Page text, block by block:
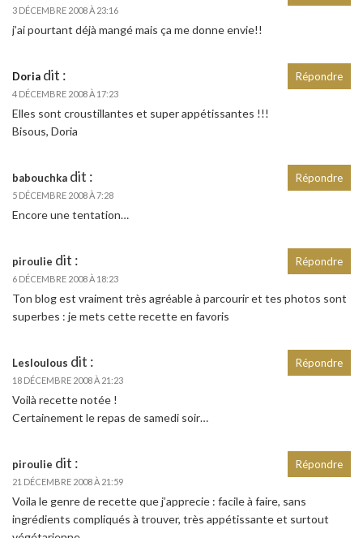
3 DÉCEMBRE 2008 À 23:16
j’ai pourtant déjà mangé mais ça me donne envie!!
Doria dit :
4 DÉCEMBRE 2008 À 17:23
Elles sont croustillantes et super appétissantes !!!
Bisous, Doria
Répondre
babouchka dit :
5 DÉCEMBRE 2008 À 7:28
Encore une tentation…
Répondre
piroulie dit :
6 DÉCEMBRE 2008 À 18:23
Ton blog est vraiment très agréable à parcourir et tes photos sont
superbes : je mets cette recette en favoris
Répondre
Lesloulous dit :
18 DÉCEMBRE 2008 À 21:23
Voilà recette notée !
Certainement le repas de samedi soir…
Répondre
piroulie dit :
21 DÉCEMBRE 2008 À 21:59
Voila le genre de recette que j’apprecie : facile à faire, sans
ingrédients compliqués à trouver, très appétissante et surtout
Répondre